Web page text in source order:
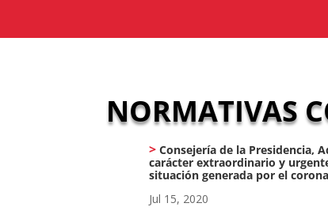
NORMATIVAS
Consejería de la Presidencia,
carácter extraordinario y
situación generada por el
Jul 15, 2020